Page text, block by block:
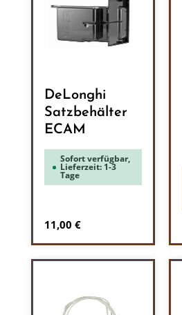
DeLonghi
Satzbehälter
ECAM
Sofort verfügbar,
Lieferzeit: 1-3
Tage
Regulärer Preis:
11,00 €